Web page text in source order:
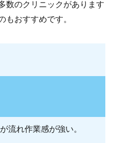
数のクリニックがあります
もおすすめです。
流れ作業感が強い。